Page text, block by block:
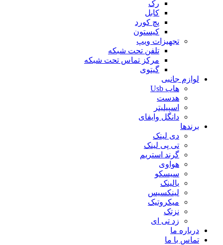
رک
کابل
پچ کورد
کیستون
تجهیزات ویپ
تلفن تحت شبکه
مرکز تماس تحت شبکه
گیتوی
لوازم جانبی
هاب Usb
هدست
اسپیلیتر
دانگل وایفای
برندها
دی لینک
تی پی لینک
گرند استریم
هواوی
سیسکو
یالینک
لینکسیس
میکروتیک
نزتک
زد تی ای
درباره ما
تماس با ما